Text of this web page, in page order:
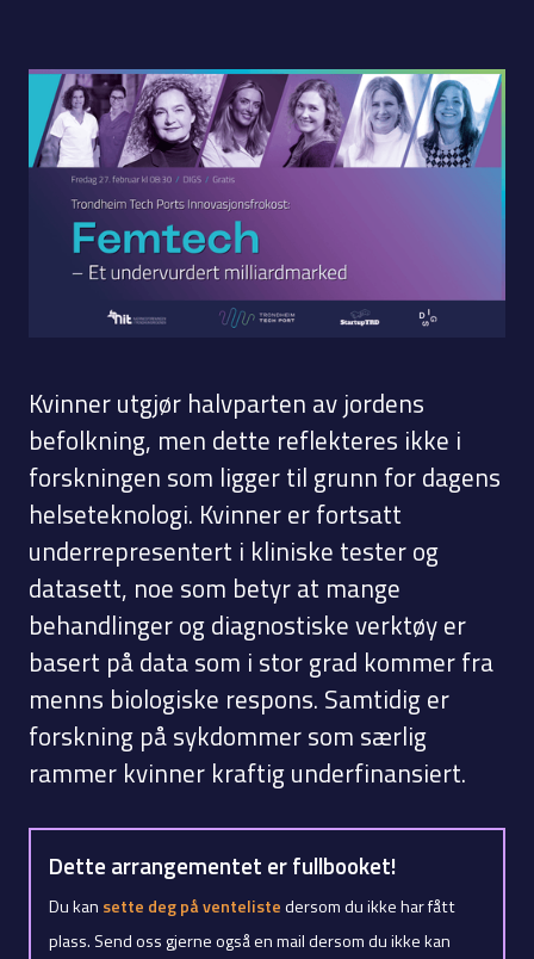
Kvinner utgjør halvparten av jordens
befolkning, men dette reflekteres ikke i
forskningen som ligger til grunn for dagens
helseteknologi. Kvinner er fortsatt
underrepresentert i kliniske tester og
datasett, noe som betyr at mange
behandlinger og diagnostiske verktøy er
basert på data som i stor grad kommer fra
menns biologiske respons. Samtidig er
forskning på sykdommer som særlig
rammer kvinner kraftig underfinansiert.
Dette arrangementet er fullbooket!
Du kan sette deg på ventelistedersom du ikke har fått
plass. Send oss gjerne også en mail dersom du ikke kan